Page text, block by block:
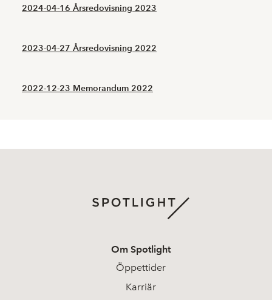
2024-04-16 Årsredovisning 2023
2023-04-27 Årsredovisning 2022
2022-12-23 Memorandum 2022
Om Spotlight
Öppettider
Karriär